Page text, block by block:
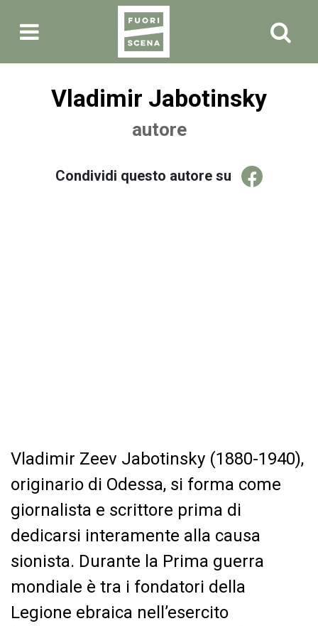
Vladimir Jabotinsky
autore
Condividi questo autore su
Vladimir Zeev Jabotinsky (1880-1940),
originario di Odessa, si forma come
giornalista e scrittore prima di
dedicarsi interamente alla causa
sionista. Durante la Prima guerra
mondiale è tra i fondatori della
Legione ebraica nell’esercito